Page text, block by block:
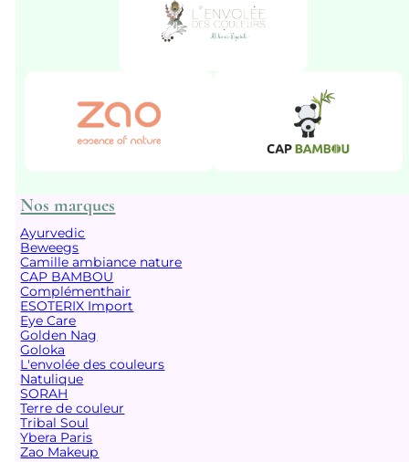
Nos marques
Ayurvedic
Beweegs
Camille ambiance nature
CAP BAMBOU
Complémenthair
ESOTERIX Import
Eye Care
Golden Nag
Goloka
L'envolée des couleurs
Natulique
SORAH
Terre de couleur
Tribal Soul
Ybera Paris
Zao Makeup